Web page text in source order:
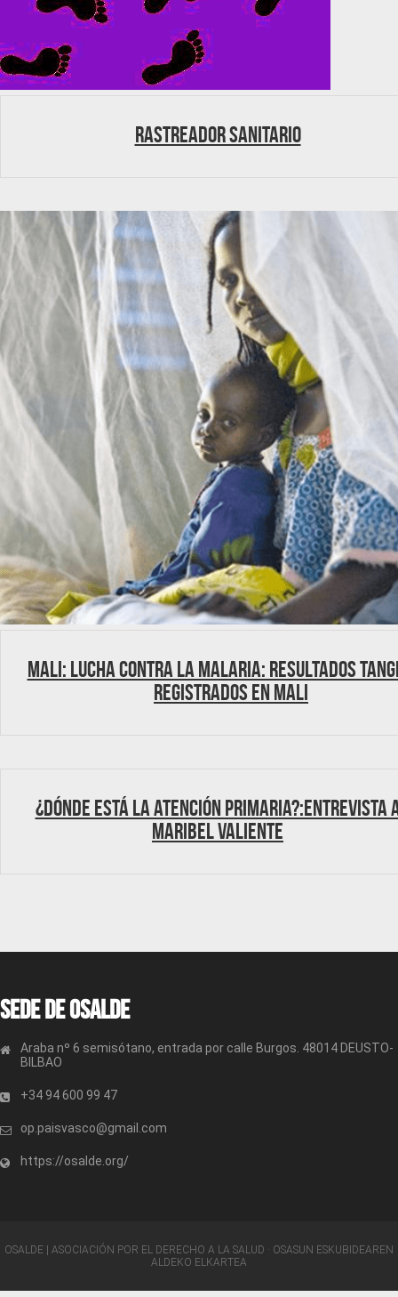
Rastreador sanitario
Mali: lucha contra la malaria: resultados
registrados en Mali
¿Dónde está la atención primaria?:Entrevista
Maribel Valiente
Sede de OSALDE
Araba nº 6 semisótano, entrada por calle Burgos. 48014 DEUSTO-
BILBAO
+34 94 600 99 47
op.paisvasco@gmail.com
https://osalde.org/
OSALDE | ASOCIACIÓN POR EL DERECHO A LA SALUD · OSASUN ESKUBIDEAREN
ALDEKO ELKARTEA